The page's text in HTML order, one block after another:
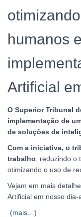
humanos
Artificial
O Superior Tribunal
implementação de
de soluções de
Com a iniciativa, o
trabalho , reduzindo
otimizando o uso de
Vejam em mais
Artificial em nosso dia-
(mais…)